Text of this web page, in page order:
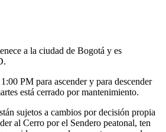
a la ciudad de Bogotá y es
PM para ascender y para descender
está cerrado por mantenimiento.
sujetos a cambios por decisión propia
al Cerro por el Sendero peatonal, ten